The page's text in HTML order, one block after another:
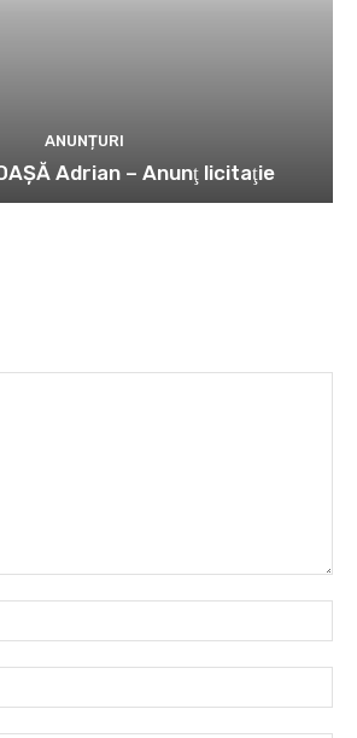
ANUNȚURI
Adrian – Anunţ licitaţie